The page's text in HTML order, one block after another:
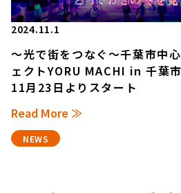
2024.11.1
～光で街をつなぐ～千葉市中
ェクトYORU MACHI in 千葉
11月23日よりスタート
Read More ≫
NEWS